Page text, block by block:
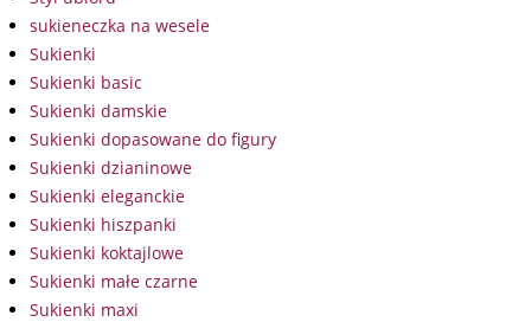
sukieneczka na wesele
Sukienki
Sukienki basic
Sukienki damskie
Sukienki dopasowane do figury
Sukienki dzianinowe
Sukienki eleganckie
Sukienki hiszpanki
Sukienki koktajlowe
Sukienki małe czarne
Sukienki maxi